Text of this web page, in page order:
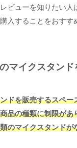
ビューを知りたい人
入することをおすす
マイクスタンド
ドを販売するスペー
品の種類に制限があ
のマイクスタンドが